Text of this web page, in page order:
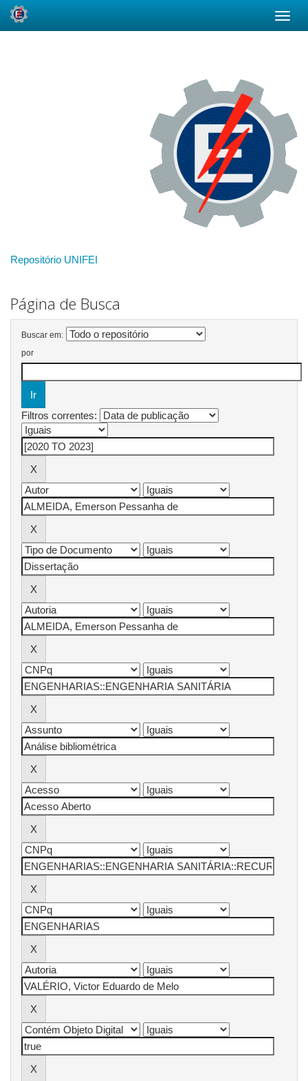
Repositório UNIFEI
Página de Busca
Buscar em:
por
Filtros correntes: